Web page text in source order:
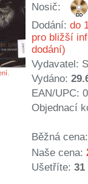
Nosič:
Dodání: do
pro bližší
dodání)
Vydavatel:
Vydáno:
EAN/UPC:
Objednací
Běžná cena:
Naše cena:
Ušetříte: 31